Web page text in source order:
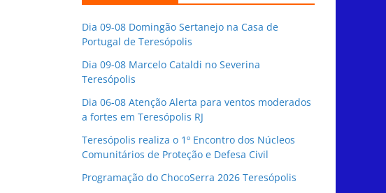
Dia 09-08 Domingão Sertanejo na Casa de
Portugal de Teresópolis
Dia 09-08 Marcelo Cataldi no Severina
Teresópolis
Dia 06-08 Atenção Alerta para ventos moderados
a fortes em Teresópolis RJ
Teresópolis realiza o 1º Encontro dos Núcleos
Comunitários de Proteção e Defesa Civil
Programação do ChocoSerra 2026 Teresópolis